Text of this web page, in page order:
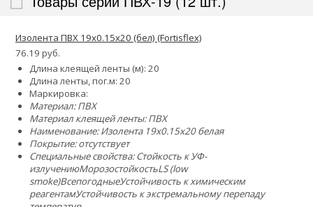
Изолента ПВХ 19х0.15х20 (бел) (Fortisflex)
76.19 руб.
Длина клеящей ленты (м): 20
Длина ленты, пог.м: 20
Маркировка:
Материал: ПВХ
Материал клеящей ленты: ПВХ
Наименование: Изолента 19х0.15х20 белая
Покрытие: отсутствует
Специальные свойства:Стойкость к УФ-
излучениюМорозостойкостьLS (low
smoke)ВсепогодныеУстойчивость к химическим
реагентамУстойчивость к экстремальному перепаду